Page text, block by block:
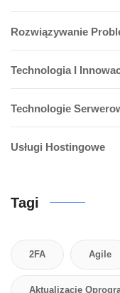
Rozwiązywanie
Technologia I
Technologie
Usługi Hostingowe
Tagi
2FA Agile
Aktualizacje